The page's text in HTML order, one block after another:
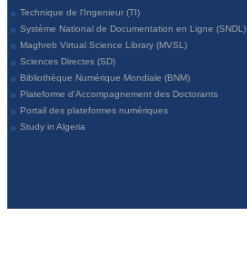
Technique de l'Ingenieur (TI)
Système National de Documentation en Ligne (SNDL)
Maghreb Virtual Science Library (MVSL)
Sciences Directes (SD)
Bibliothèque Numérique Mondiale (BNM)
Plateforme d'Accompagnement des Doctorants
Portail des plateformes numériques
Study in Algeria